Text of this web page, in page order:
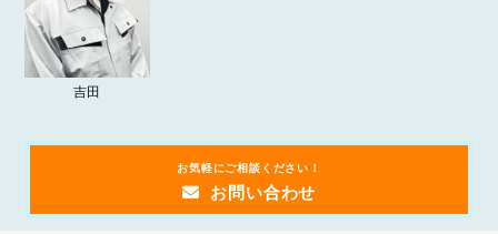
吉田
お気軽にご相談ください！
お問い合わせ